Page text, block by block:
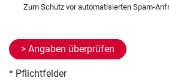
* Pflichtfelder